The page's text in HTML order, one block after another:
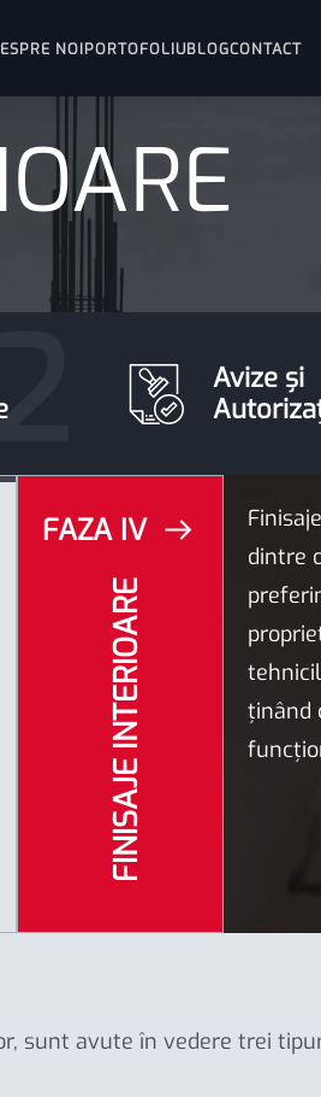
NOIPORTOFOLIUBLOGCONTACT
Avize și
FAZA
FINISAJE INTERIOARE
dintre
ținând
sunt avute în vedere trei